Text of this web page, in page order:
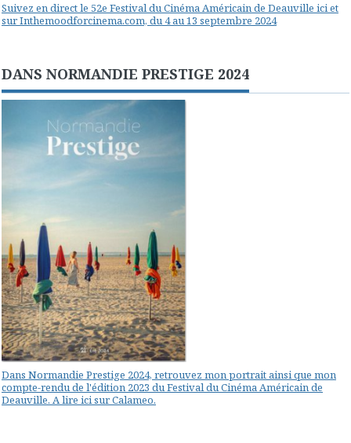
Suivez en direct le 52e Festival du Cinéma Américain de Deauville ici et
sur Inthemoodforcinema.com, du 4 au 13 septembre 2024
DANS NORMANDIE PRESTIGE 2024
Dans Normandie Prestige 2024, retrouvez mon portrait ainsi que mon
compte-rendu de l'édition 2023 du Festival du Cinéma Américain de
Deauville. A lire ici sur Calameo.